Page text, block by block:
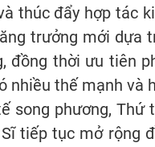
thúc đẩy hợp tác
trưởng mới dựa
đồng thời ưu tiên
nhiều thế mạnh
song phương,
tiếp tục mở